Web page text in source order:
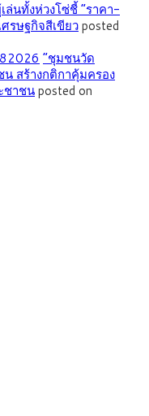
ล่นทั้งห่วงโซ่ชี้ “ราคา-
รษฐกิจสีเขียวposted
”ชุมชนวัด
สร้างกติกาคุ้มครอง
ชาชนposted on